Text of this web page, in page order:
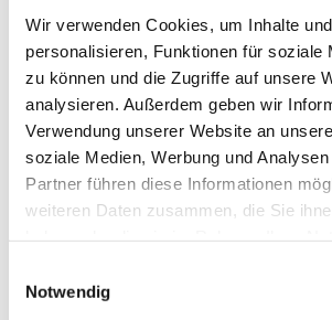
Wir verwenden Cookies, um Inhalte
personalisieren, Funktionen für soziale
zu können und die Zugriffe auf unsere
analysieren. Außerdem geben wir
Verwendung unserer Website an
soziale Medien, Werbung und
Partner führen diese Informationen
weiteren Daten zusammen, die Sie
Notwendig